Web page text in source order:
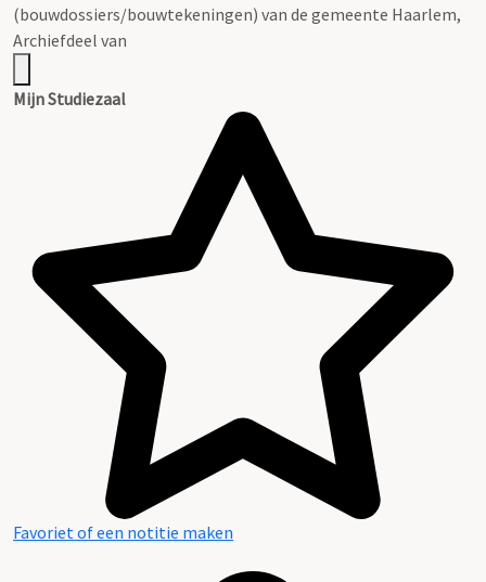
(bouwdossiers/bouwtekeningen) van de gemeente Haarlem,
Archiefdeel van
Mijn Studiezaal
Favoriet of een notitie maken